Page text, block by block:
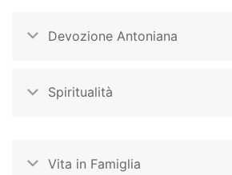
Devozione Antoniana
Spiritualità
Vita in Famiglia